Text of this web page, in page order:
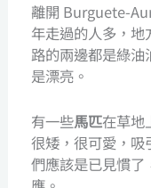
離開 Burguete-
年走過的人多，地
路的兩邊都是綠
是漂亮。
有一些馬匹在草地
很矮，很可愛，
們應該是已見慣了